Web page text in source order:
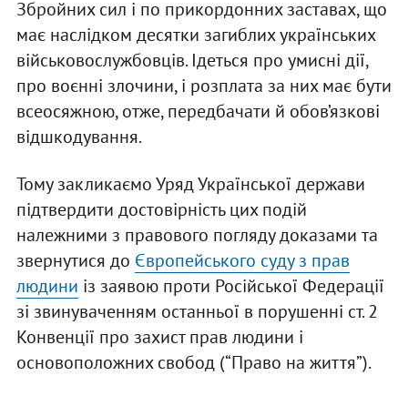
Збройних сил і по прикордонних заставах, що
має наслідком десятки загиблих українських
військовослужбовців. Ідеться про умисні дії,
про воєнні злочини, і розплата за них має бути
всеосяжною, отже, передбачати й обов’язкові
відшкодування.
Тому закликаємо Уряд Української держави
підтвердити достовірність цих подій
належними з правового погляду доказами та
звернутися до Європейського суду з прав
людини із заявою проти Російської Федерації
зі звинуваченням останньої в порушенні ст. 2
Конвенції про захист прав людини і
основоположних свобод (“Право на життя”).